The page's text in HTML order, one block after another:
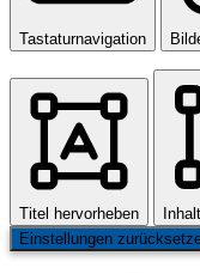
Tastaturnavigation
Titel hervorheben
Einstellungen